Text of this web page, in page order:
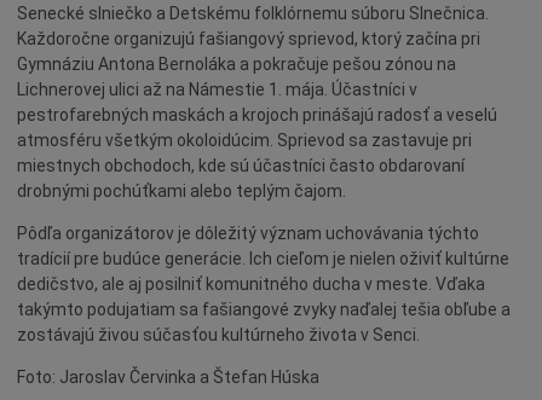
Otázky a odpovede
Napísali o nás
Osobnosti
História
Ocenenia
Voľby
Šport
Naše školy
Seniori
Senecké slniečko a Detskému folklórnemu súboru Slnečnica.
Každoročne organizujú fašiangový sprievod, ktorý začína pri
Gymnáziu Antona Bernoláka a pokračuje pešou zónou na
Lichnerovej ulici až na Námestie 1. mája. Účastníci v
pestrofarebných maskách a krojoch prinášajú radosť a veselú
atmosféru všetkým okoloidúcim. Sprievod sa zastavuje pri
miestnych obchodoch, kde sú účastníci často obdarovaní
drobnými pochúťkami alebo teplým čajom.
Pôdľa organizátorov je dôležitý význam uchovávania týchto
tradícií pre budúce generácie. Ich cieľom je nielen oživiť kultúrne
dedičstvo, ale aj posilniť komunitného ducha v meste. Vďaka
takýmto podujatiam sa fašiangové zvyky naďalej tešia obľube a
zostávajú živou súčasťou kultúrneho života v Senci.
Foto: Jaroslav Červinka a Štefan Húska